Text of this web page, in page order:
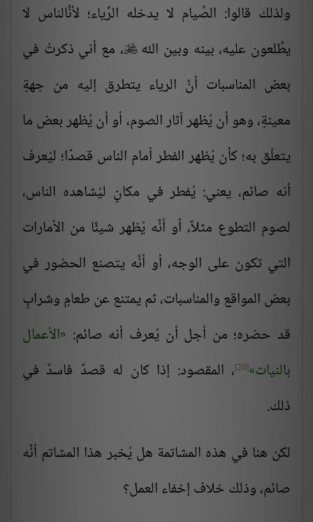
ولذلك قالوا: الصِّيام لا يدخله الرِّياء؛ لأنَّالناس لا
يطَّلعون عليه، بينه وبين الله، مع أني ذكرتُ في
بعض المناسبات أنَّ الرياء يتطرق إليه من جهةٍ
معينةٍ، وهو أن يُظهر آثار الصوم، أو أن يُظهر بعض ما
يتعلّق به؛ كأن يُظهر الفطر أمام الناس قصدًا؛ ليُعرف
أنه صائم، يعني: يُفطر في مكانٍ ليُشاهده الناس،
لصوم التطوع مثلاً، أو أنَّه يُظهر شيئًا من الأمارات
التي تكون على الوجه، أو أنَّه يتصنع الحضور في
بعض المواقع والمناسبات، ثم يمتنع عن طعامٍ وشرابٍ
قد حضره؛ من أجل أن يُعرف أنه صائم: الأعمال
بالنيات [20]
، المقصود: إذا كان له قصدٌ فاسدٌ في
ذلك.
لكن هنا في هذه المشاتمة هل يُخبر هذا المشاتم أنَّه
صائم، وذلك خلاف إخفاء العمل؟